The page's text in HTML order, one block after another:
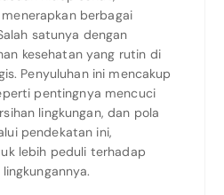
menerapkan berbagai
satunya dengan
kesehatan yang rutin di
Penyuluhan ini mencakup
pentingnya mencuci
lingkungan, dan pola
pendekatan ini,
lebih peduli terhadap